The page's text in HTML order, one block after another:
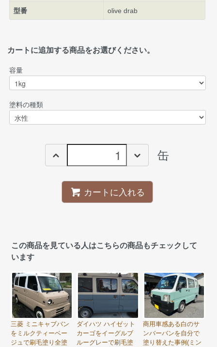
型番 olive drab
カートに追加する商品をお選びください。
容量
塗料の種類
缶
カートに入れる
この商品を見ている人はこちらの商品もチェックして
います
三菱 ミニキャブバン
をミルクティーベー
ジュで刷毛塗り全塗
ダイハツ ハイゼット
カーゴをイーグルブ
ルーグレーで刷毛塗
商用車感ある白のサ
ンバーバンを自分で
塗り替えた事例(ミン